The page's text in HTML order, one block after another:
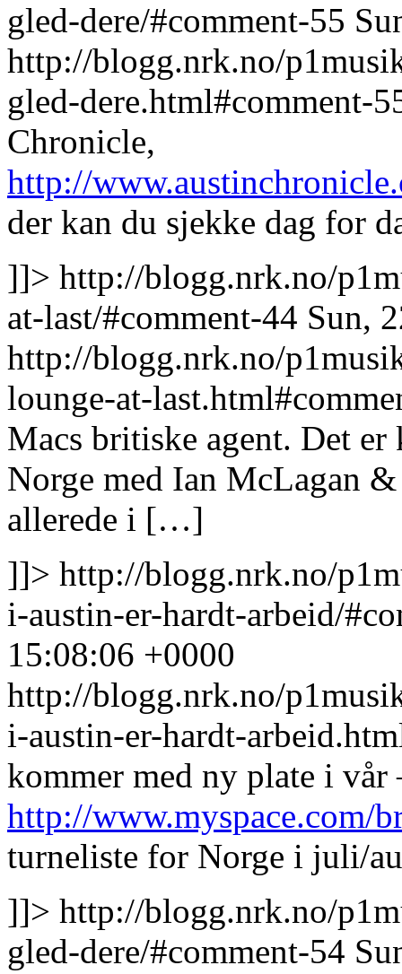
gled-dere/#comment-55
http://blogg.nrk.no/
gled-dere.html#comment-
Chronicle,
http://
der kan du sjekke dag for
]]> http://blogg.nrk.no/
at-last/#comment-44 Sun,
http://blogg.nrk.no/
lounge-at-
Macs britiske agent. Det
Norge med Ian McLagan
allerede i […]
]]> http://blogg.nrk.no/
i-austin-er-hardt-arbeid/
15:08:06 +0000
http://blogg.nrk.no/
i-austin-er-hardt-
kommer med ny plate i vår
http://www.myspace.com/
turneliste for Norge i juli/
]]> http://blogg.nrk.no/
gled-dere/#comment-54